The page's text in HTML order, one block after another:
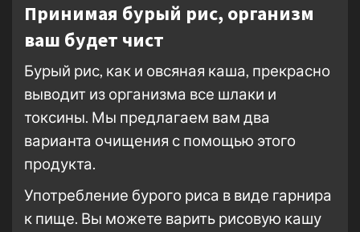
Принимая бурый рис, организм
ваш будет чист
Бурый рис, как и овсяная каша, прекрасно
выводит из организма все шлаки и
токсины. Мы предлагаем вам два
варианта очищения с помощью этого
продукта.
Употребление бурого риса в виде гарнира
к пище. Вы можете варить рисовую кашу